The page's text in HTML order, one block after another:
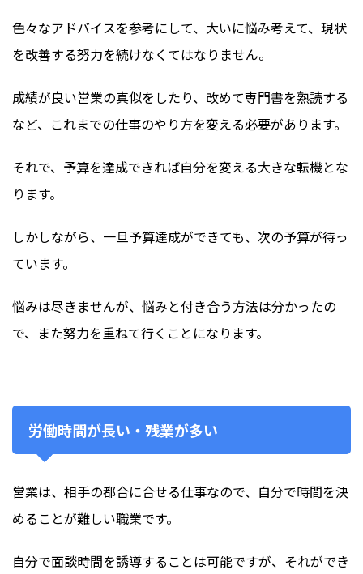
色々なアドバイスを参考にして、大いに悩み考えて、現状
を改善する努力を続けなくてはなりません。
成績が良い営業の真似をしたり、改めて専門書を熟読する
など、これまでの仕事のやり方を変える必要があります。
それで、予算を達成できれば自分を変える大きな転機とな
ります。
しかしながら、一旦予算達成ができても、次の予算が待っ
ています。
悩みは尽きませんが、悩みと付き合う方法は分かったの
で、また努力を重ねて行くことになります。
労働時間が長い・残業が多い
営業は、相手の都合に合せる仕事なので、自分で時間を決
めることが難しい職業です。
自分で面談時間を誘導することは可能ですが、それができ